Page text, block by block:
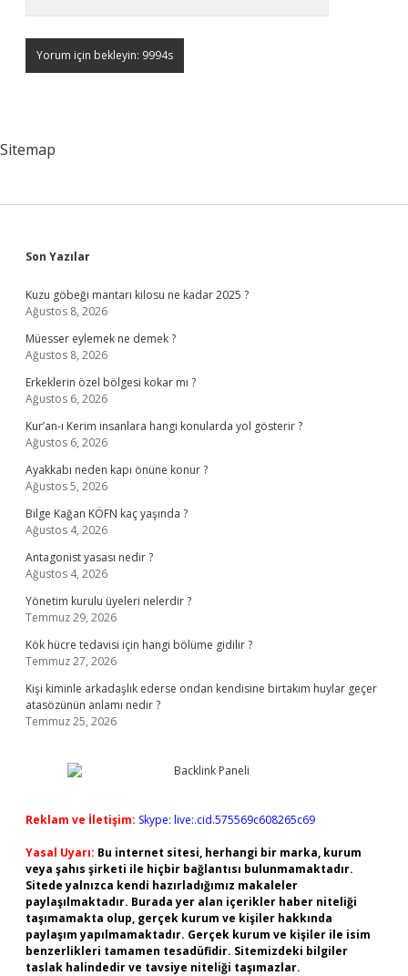
Sitemap
Sidebar
Son Yazılar
Kuzu göbeği mantarı kilosu ne kadar 2025 ?
Ağustos 8, 2026
Müesser eylemek ne demek ?
Ağustos 8, 2026
Erkeklerin özel bölgesi kokar mı ?
Ağustos 6, 2026
Kur’an-ı Kerim insanlara hangi konularda yol gösterir ?
Ağustos 6, 2026
Ayakkabı neden kapı önüne konur ?
Ağustos 5, 2026
Bilge Kağan KÖFN kaç yaşında ?
Ağustos 4, 2026
Antagonist yasası nedir ?
Ağustos 4, 2026
Yönetim kurulu üyeleri nelerdir ?
Temmuz 29, 2026
Kök hücre tedavisi için hangi bölüme gidilir ?
Temmuz 27, 2026
Kişi kiminle arkadaşlık ederse ondan kendisine birtakım huylar geçer
atasözünün anlamı nedir ?
Temmuz 25, 2026
Reklam ve İletişim: Skype: live:.cid.575569c608265c69
Yasal Uyarı: Bu internet sitesi, herhangi bir marka, kurum
veya şahıs şirketi ile hiçbir bağlantısı bulunmamaktadır.
Sitede yalnızca kendi hazırladığımız makaleler
paylaşılmaktadır. Burada yer alan içerikler haber niteliği
taşımamakta olup, gerçek kurum ve kişiler hakkında
paylaşım yapılmamaktadır. Gerçek kurum ve kişiler ile isim
benzerlikleri tamamen tesadüfidir. Sitemizdeki bilgiler
taslak halindedir ve tavsiye niteliği taşımazlar.